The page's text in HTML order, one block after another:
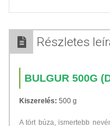
Részletes
BULGUR 500G
Kiszerelés: 500 g
A tört búza, ismertebb